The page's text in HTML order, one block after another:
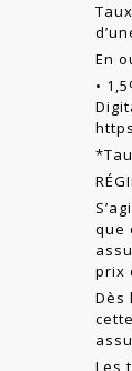
En
•
que
prix
Dès